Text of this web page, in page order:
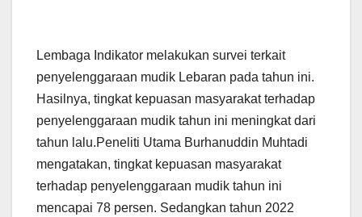
Lembaga Indikator melakukan survei terkait
penyelenggaraan mudik Lebaran pada tahun ini.
Hasilnya, tingkat kepuasan masyarakat terhadap
penyelenggaraan mudik tahun ini meningkat dari
tahun lalu.Peneliti Utama Burhanuddin Muhtadi
mengatakan, tingkat kepuasan masyarakat
terhadap penyelenggaraan mudik tahun ini
mencapai 78 persen. Sedangkan tahun 2022